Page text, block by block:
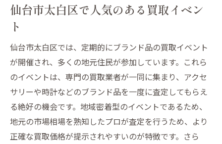
仙台市太白区で人気のある買取イベン
ト
仙台市太白区では、定期的にブランド品の買取イベント
が開催され、多くの地元住民が参加しています。これら
のイベントは、専門の買取業者が一同に集まり、アクセ
サリーや時計などのブランド品を一度に査定してもらえ
る絶好の機会です。地域密着型のイベントであるため、
地元の市場相場を熟知したプロが査定を行うため、より
正確な買取価格が提示されやすいのが特徴です。さら